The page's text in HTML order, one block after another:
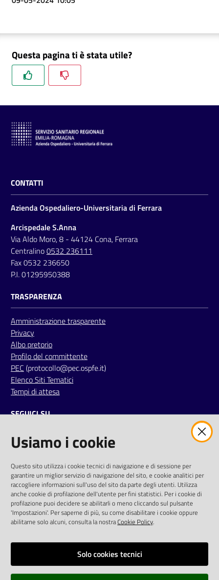
Questa pagina ti è stata utile?
CONTATTI
Azienda Ospedaliero-Universitaria di Ferrara
Arcispedale S.Anna
Via Aldo Moro, 8 - 44124 Cona, Ferrara
Centralino0532 236111
Fax 0532 236650
P.I. 01295950388
TRASPARENZA
Amministrazione trasparente
Privacy
Albo pretorio
Profilo del committente
PEC (protocollo@pec.ospfe.it)
Elenco Siti Tematici
Tempi di attesa
SEGUICI SU
twitterfacebookyoutube
AREA DIPENDENTI
Posta Elettronica Aziendale
Cloud aziendale(manuale di istruzioni)
Portale del Dipendente
Sito intranet
Usiamo i cookie
Questo sito utilizza i cookie tecnici di navigazione e di sessione per
garantire un miglior servizio di navigazione del sito, e cookie analitici per
raccogliere informazioni sull'uso del sito da parte degli utenti. Utilizza
anche cookie di profilazione dell'utente per fini statistici. Per i cookie di
profilazione puoi decidere se abilitarli o meno cliccando sul pulsante
'Impostazioni'. Per saperne di più, su come disabilitare i cookie oppure
abilitarne solo alcuni, consulta la nostraCookie Policy.
Solo cookies tecnici